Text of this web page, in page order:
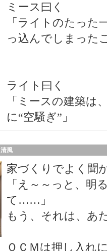
ミース曰く
「ライトのたった
っ込んでしまった
ライト曰く
「ミースの建築は
に“空騒ぎ”」
清風
家づくりでよく聞
「え～～っと、明
て……」
もう、それは、あ
ＯＣＭは押し入れ